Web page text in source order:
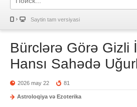
Saytin tam versiyasi
Bürclərə Görə Gizli
Hansı Sahədə
2026 may 22 81
Astroloqiya və Ezoterika